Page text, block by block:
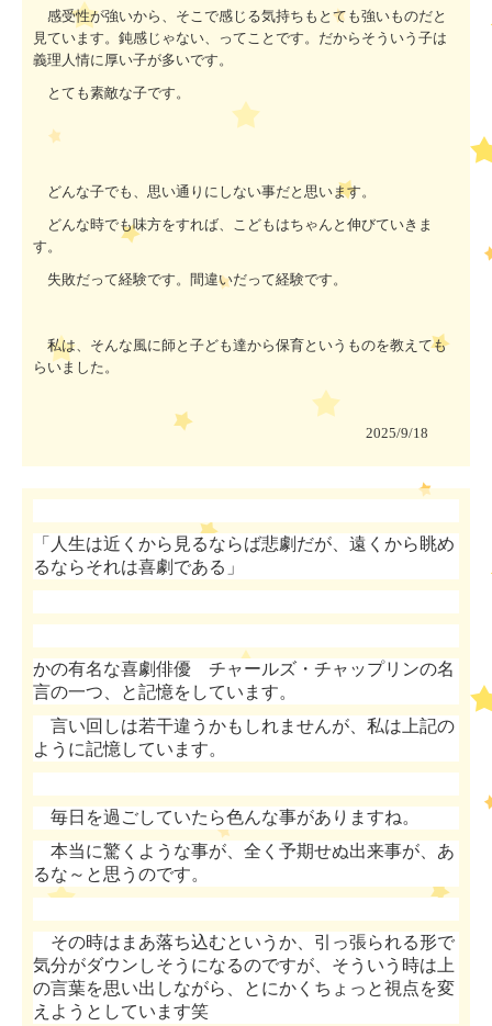
感受性が強いから、そこで感じる気持ちもとても強いものだと
見ています。鈍感じゃない、ってことです。だからそういう子は
義理人情に厚い子が多いです。
とても素敵な子です。
どんな子でも、思い通りにしない事だと思います。
どんな時でも味方をすれば、こどもはちゃんと伸びていきま
す。
失敗だって経験です。間違いだって経験です。
私は、そんな風に師と子ども達から保育というものを教えても
らいました。
2025/9/18
「人生は近くから見るならば悲劇だが、遠くから眺め
るならそれは喜劇である」
かの有名な喜劇俳優 チャールズ・チャップリンの名
言の一つ、と記憶をしています。
言い回しは若干違うかもしれませんが、私は上記の
ように記憶しています。
毎日を過ごしていたら色んな事がありますね。
本当に驚くような事が、全く予期せぬ出来事が、あ
るな～と思うのです。
その時はまあ落ち込むというか、引っ張られる形で
気分がダウンしそうになるのですが、そういう時は上
の言葉を思い出しながら、とにかくちょっと視点を変
えようとしています笑